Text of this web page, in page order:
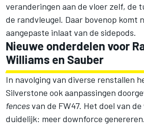
veranderingen aan de vloer zelf, de
de randvleugel. Daar bovenop komt
aangepaste inlaat van de sidepods.
Nieuwe onderdelen voor
Williams en Sauber
In navolging van diverse renstallen
Silverstone ook aanpassingen
fencesvan de FW47. Het doel van
duidelijk: meer downforce